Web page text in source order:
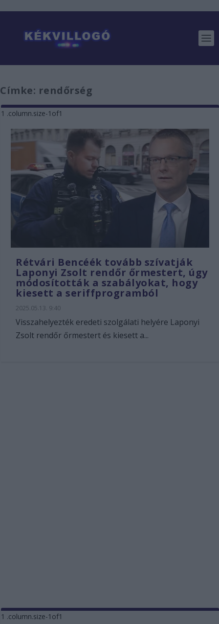
Címke: rendőrség
Rétvári Bencéék tovább szívatják
Laponyi Zsolt rendőr őrmestert, úgy
módosították a szabályokat, hogy
kiesett a seriffprogramból
2025.05.13. 9:40
Visszahelyezték eredeti szolgálati helyére Laponyi
Zsolt rendőr őrmestert és kiesett a...